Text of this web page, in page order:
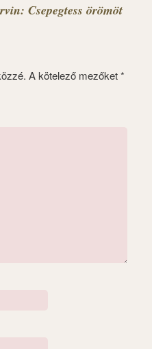
Csepegtess örömöt
A kötelező mezőket*